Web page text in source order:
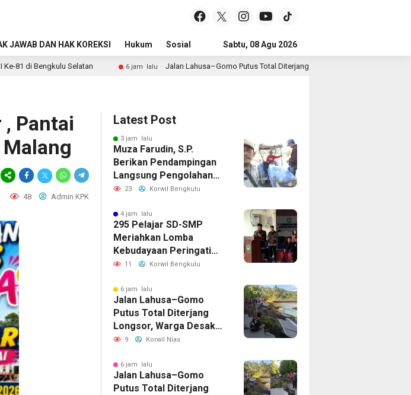
JAWAB DAN HAK KOREKSI Hukum Sosial Pendidikan Politik
Sabtu, 08 Agu 2026
6 jam lalu Jalan Lahusa–Gomo Putus Total Diterjang Longsor, Warga Desak Pemkab Nias Selatan
Pantai
48 Admin KPK
Latest Post
3 jam lalu
Muza Farudin, S.P.
Berikan Pendampingan
Langsung Pengolahan
Lahan Sawah di Seginim
23 Korwil Bengkulu
4 jam lalu
295 Pelajar SD-SMP
Meriahkan Lomba
Kebudayaan Peringati
HUT RI Ke-81 di Bengkulu
11 Korwil Bengkulu
6 jam lalu
Jalan Lahusa–Gomo
Putus Total Diterjang
Longsor, Warga Desak
Pemkab Nias Selatan
9 Korwil Nias
6 jam lalu
Jalan Lahusa–Gomo
Putus Total Diterjang